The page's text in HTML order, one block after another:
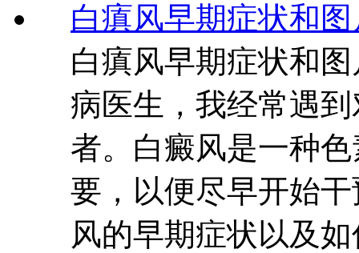
白瘨风早期症状和
白瘨风早期症状和
病医生，我经常遇
者。白癜风是一种
要，以便尽早开始
风的早期症状以及